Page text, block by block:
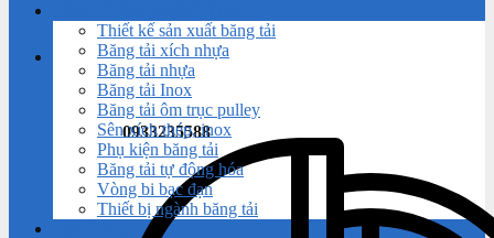
0933235588
Thiết kế sản xuất băng tải
Băng tải xích nhựa
Băng tải nhựa
Băng tải Inox
Băng tải ôm trục pulley
Sên xích thép, inox
Phụ kiện băng tải
Băng tải tự động hóa
Vòng bi bạc đạn
Thiết bị ngành băng tải